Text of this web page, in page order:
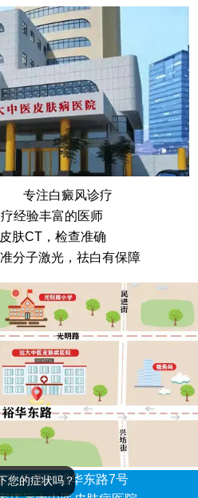
专注白癜风诊疗
经验丰富的医师
肤CT，检查准确
分子激光，祛白有保障
庄桥西区裕华东路7号